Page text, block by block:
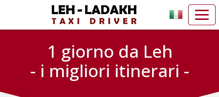
1 giorno da Leh
- i migliori itinerari -